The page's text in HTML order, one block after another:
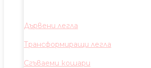
Дървени легла
Трансформиращи легла
Сгъваеми кошари